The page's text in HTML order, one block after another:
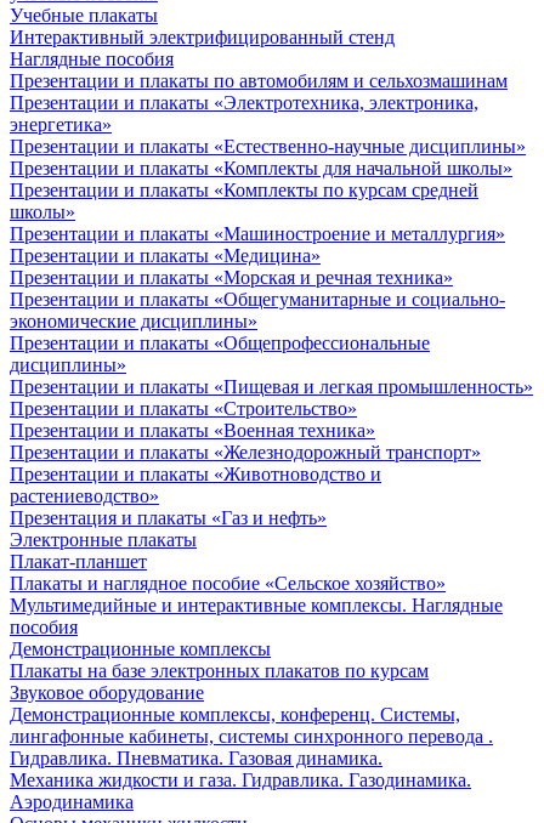
Учебные плакаты
Интерактивный электрифицированный стенд
Наглядные пособия
Презентации и плакаты по автомобилям и сельхозмашинам
Презентации и плакаты «Электротехника, электроника,
энергетика»
Презентации и плакаты «Естественно-научные дисциплины»
Презентации и плакаты «Комплекты для начальной школы»
Презентации и плакаты «Комплекты по курсам средней
школы»
Презентации и плакаты «Машиностроение и металлургия»
Презентации и плакаты «Медицина»
Презентации и плакаты «Морская и речная техника»
Презентации и плакаты «Общегуманитарные и социально-
экономические дисциплины»
Презентации и плакаты «Общепрофессиональные
дисциплины»
Презентации и плакаты «Пищевая и легкая промышленность»
Презентации и плакаты «Строительство»
Презентации и плакаты «Военная техника»
Презентации и плакаты «Железнодорожный транспорт»
Презентации и плакаты «Животноводство и
растениеводство»
Презентация и плакаты «Газ и нефть»
Электронные плакаты
Плакат-планшет
Плакаты и наглядное пособие «Сельское хозяйство»
Мультимедийные и интерактивные комплексы. Наглядные
пособия
Демонстрационные комплексы
Плакаты на базе электронных плакатов по курсам
Звуковое оборудование
Демонстрационные комплексы, конференц. Системы,
лингафонные кабинеты, системы синхронного перевода .
Гидравлика. Пневматика. Газовая динамика.
Механика жидкости и газа. Гидравлика. Газодинамика.
Аэродинамика